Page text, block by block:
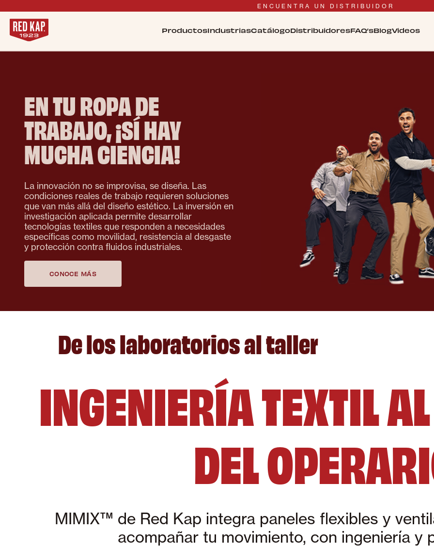
ENCUENTRA UN DISTRIBUIDOR
ProductosIndustriasCatálogoDistribuidoresFAQ’sBlogVideos
EN TU ROPA DE
TRABAJO, ¡SÍ HAY
MUCHA CIENCIA!
La innovación no se improvisa, se diseña. Las
condiciones reales de trabajo requieren soluciones
que van más allá del diseño estético. La inversión en
investigación aplicada permite desarrollar
tecnologías textiles que responden a necesidades
específicas como movilidad, resistencia al desgaste
y protección contra fluidos industriales.
CONOCE MÁS
De los laboratorios al taller
INGENIERÍA TEXTIL
DEL
MIMIX™ de Red Kap integra paneles flexibles y
acompañar tu movimiento, con ingeniería y